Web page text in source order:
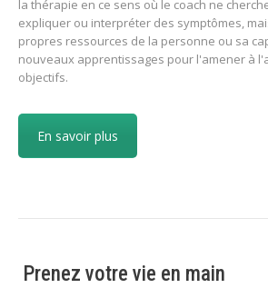
la thérapie en ce sens où le coach ne
expliquer ou interpréter des symptômes,
propres ressources de la personne ou sa
nouveaux apprentissages pour l'amener à
objectifs.
En savoir plus
Prenez votre vie en main